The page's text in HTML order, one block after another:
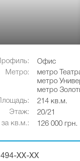
Профиль:
Офис
Метро:
метро
метро
метро
Площадь:
214 кв.м.
Этаж:
20/21
кв.м.:
126 000 грн.
XX-XX